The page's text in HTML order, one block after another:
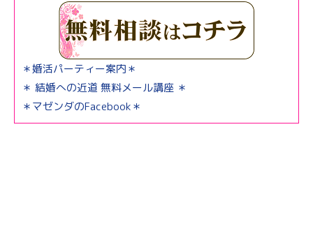
＊婚活パーティー案内＊
＊ 結婚への近道 無料メール講座 ＊
＊マゼンダのFacebook＊